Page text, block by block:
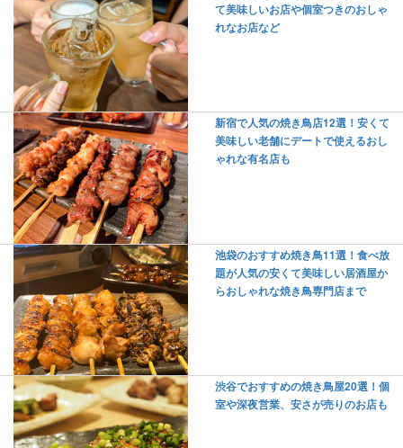
て美味しいお店や個室つきのおしゃ
れなお店など
新宿で人気の焼き鳥店12選！安くて
美味しい老舗にデートで使えるおし
ゃれな有名店も
池袋のおすすめ焼き鳥11選！食べ放
題が人気の安くて美味しい居酒屋か
らおしゃれな焼き鳥専門店まで
渋谷でおすすめの焼き鳥屋20選！個
室や深夜営業、安さが売りのお店も